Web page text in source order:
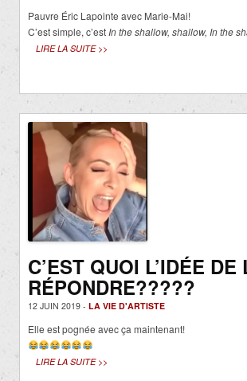
Pauvre Éric Lapointe avec Marie-Mai!
C’est simple, c’est In the shallow, shallow, In the
LIRE LA SUITE >>
C’EST QUOI L’IDÉE DE
RÉPONDRE?????
12 JUIN 2019 - LA VIE D'ARTISTE
Elle est pognée avec ça maintenant!
LIRE LA SUITE >>